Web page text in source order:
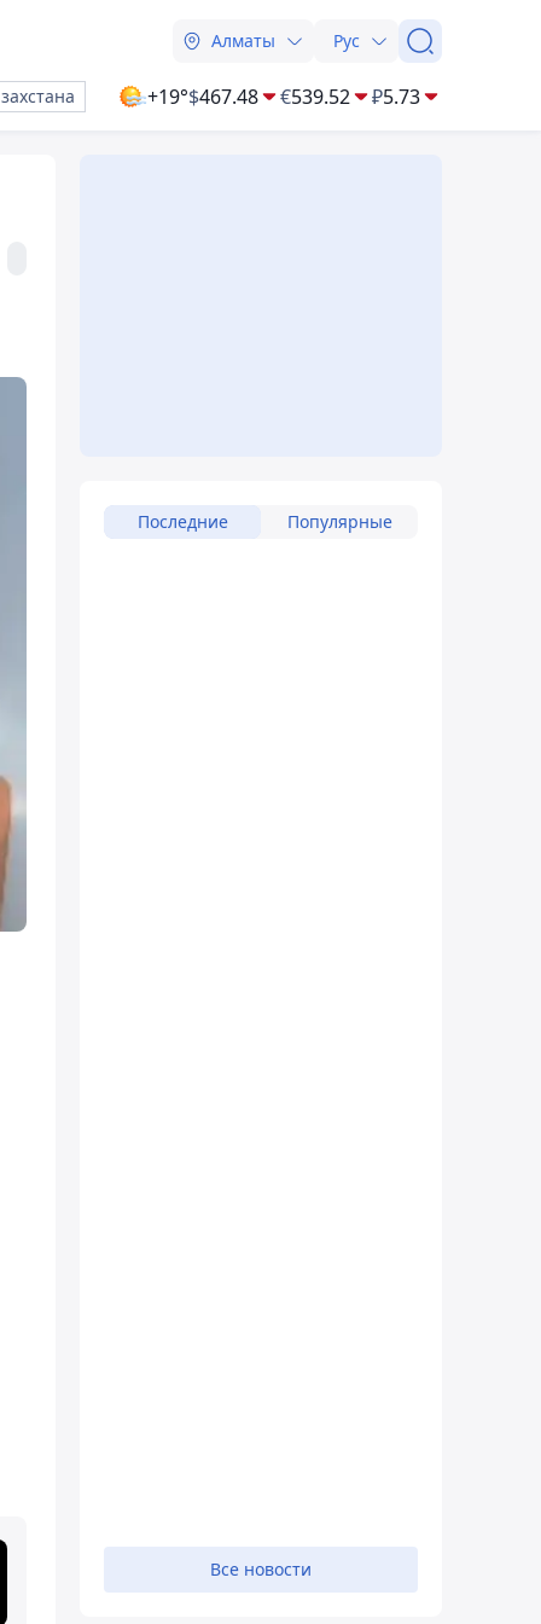
Алматы Рус
+19°$467.48 €539.52 ₽5.73
Последние Популярные
Все новости